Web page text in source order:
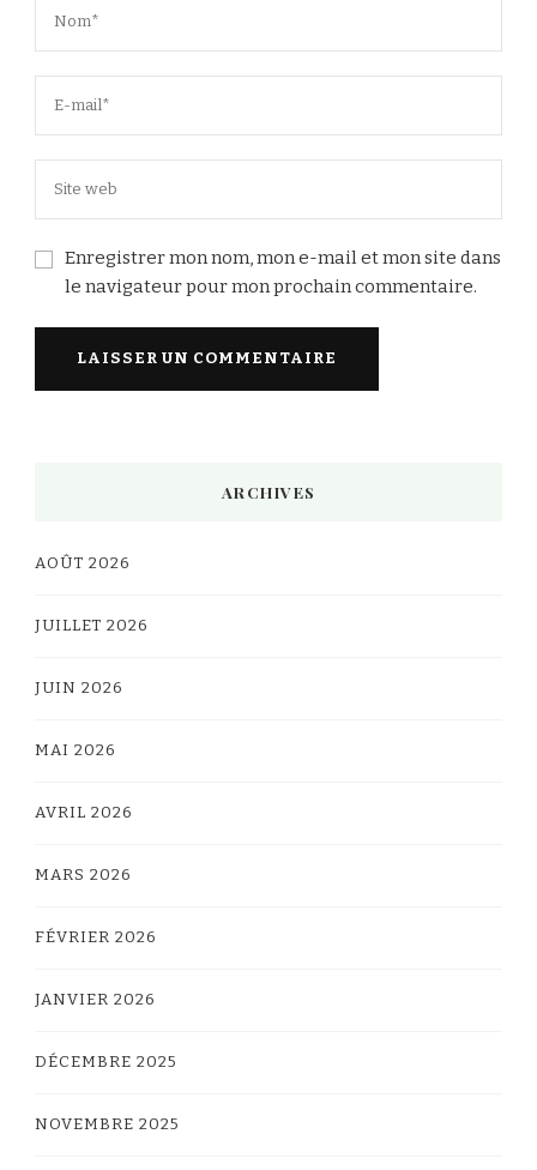
Enregistrer mon nom, mon e-mail et mon site dans
le navigateur pour mon prochain commentaire.
ARCHIVES
AOÛT 2026
JUILLET 2026
JUIN 2026
MAI 2026
AVRIL 2026
MARS 2026
FÉVRIER 2026
JANVIER 2026
DÉCEMBRE 2025
NOVEMBRE 2025